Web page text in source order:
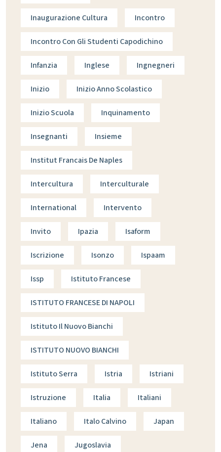
Inaugurazione Cultura Incontro
Incontro Con Gli Studenti Capodichino
Infanzia Inglese Ingnegneri
Inizio Inizio Anno Scolastico
Inizio Scuola Inquinamento
Insegnanti Insieme
Institut Francais De Naples
Intercultura Interculturale
International Intervento
Invito Ipazia Isaform
Iscrizione Isonzo Ispaam
Issp Istituto Francese
ISTITUTO FRANCESE DI NAPOLI
Istituto Il Nuovo Bianchi
ISTITUTO NUOVO BIANCHI
Istituto Serra Istria Istriani
Istruzione Italia Italiani
Italiano Italo Calvino Japan
Jena Jugoslavia